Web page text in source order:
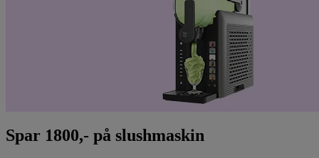
Spar 1800,- på slushmaskin